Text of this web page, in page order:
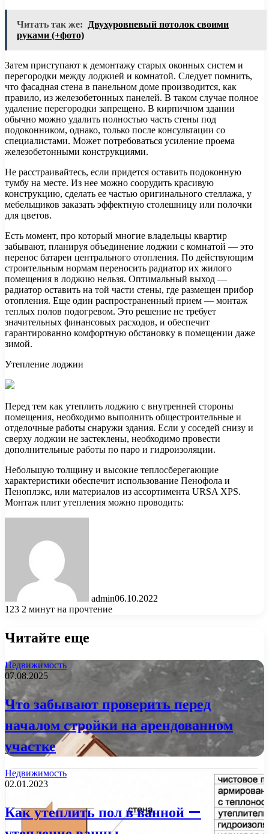
Читать так же:
Двухуровневый потолок своими
руками (+фото)
Затем приступают к демонтажу старых оконных систем и
перегородки между лоджией и комнатой. Следует помнить,
что фасадная стена в панельном доме производится, как
правило, из железобетонных панелей. В таком случае полное
удаление перегородки запрещено. В кирпичном здании
обычно можно удалить полностью часть стены под
подоконником, однако, только после консультации со
специалистами. Может потребоваться усиление проема
железобетонными конструкциями.
Не расстраивайтесь, если придется оставить подоконную
тумбу на месте. Из нее можно соорудить красивую
конструкцию, сделать ее частью оригинального стеллажа, у
мебельщиков заказать эффектную столешницу или полочки
для цветов.
Есть момент, про который многие владельцы квартир
забывают, планируя объединение лоджии с комнатой — это
перенос батареи центрального отопления. По действующим
строительным нормам переносить радиатор их жилого
помещения в лоджию нельзя. Оптимальный выход —
радиатор оставить на той части стены, где размещен прибор
отопления. Еще один распространенный прием — монтаж
теплых полов подогревом. Это решение не требует
значительных финансовых расходов, и обеспечит
гарантированно комфортную обстановку в помещении даже
зимой.
Утепление лоджии
Перед тем как утеплить лоджию с внутренней стороны
помещения, необходимо выполнить общестроительные и
отделочные работы снаружи здания. Если у соседей снизу и
сверху лоджии не застеклены, необходимо провести
дополнительные работы по паро и гидроизоляции.
Небольшую толщину и высокие теплосберегающие
характеристики обеспечит использование Пенофола и
Пеноплэкс, или материалов из ассортимента URSA XPS.
Монтаж плит утепления можно проводить:
admin06.10.2022
123 2 минут на прочтение
Читайте еще
Недвижимость
07.08.2025
Что забывают проверить перед
началом стройки на арендованном
участке
Недвижимость
02.01.2023
Как утеплить пол в ванной —